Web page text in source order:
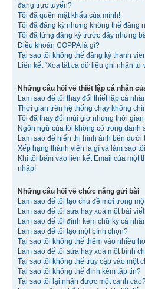
đang trực tuyến?
Tôi đã quên mật khẩu của mình!
Tôi đã đăng ký nhưng không thể đăng
Tôi đã từng đăng ký trước đây nhưng
Điều khoản COPPA là gì?
Tại sao tôi không thể đăng ký thành
Liên kết “Xóa tất cả dữ liệu ghi nhận từ
Những câu hỏi về thiết lập cá nhân
Làm sao để tôi thay đổi thiết lập cá
Thời gian trên hệ thống chạy không
Tôi đã thay đổi múi giờ nhưng thời
Ngôn ngữ của tôi không có trong danh
Làm sao để hiển thị hình ảnh bên dưới
Xếp hạng thành viên là gì và làm sao
Khi tôi bấm vào liên kết Email của một
nhập!
Những câu hỏi về chức năng gửi bài
Làm sao để tôi tạo chủ đề mới trong
Làm sao để tôi sửa hay xoá một bài
Làm sao để tôi đính kèm chữ ký cá
Làm sao để tôi tạo một bình chọn?
Tại sao tôi không thể thêm vào nhiều
Làm sao để tôi sửa hay xoá một bình
Tại sao tôi không thể truy cập vào một
Tại sao tôi không thể đính kèm tập tin?
Tại sao tôi lại nhận được một cảnh